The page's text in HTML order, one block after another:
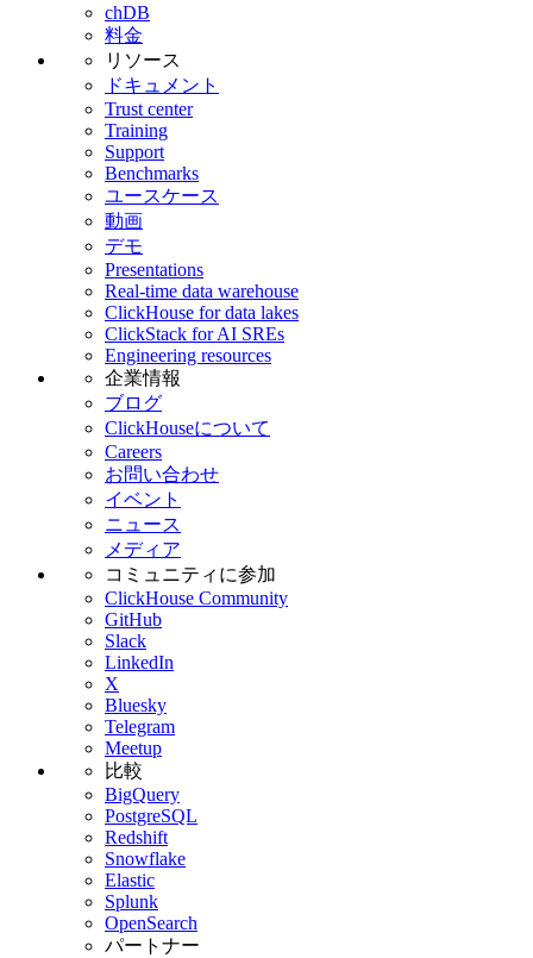
chDB
料金
リソース
ドキュメント
Trust center
Training
Support
Benchmarks
ユースケース
動画
デモ
Presentations
Real-time data warehouse
ClickHouse for data lakes
ClickStack for AI SREs
Engineering resources
企業情報
ブログ
ClickHouseについて
Careers
お問い合わせ
イベント
ニュース
メディア
コミュニティに参加
ClickHouse Community
GitHub
Slack
LinkedIn
X
Bluesky
Telegram
Meetup
比較
BigQuery
PostgreSQL
Redshift
Snowflake
Elastic
Splunk
OpenSearch
パートナー